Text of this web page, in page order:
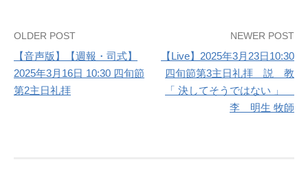
Post
navigation
OLDER POST
【音声版】【週報・司式】
2025年3月16日 10:30 四旬節
第2主日礼拝
NEWER POST
【Live】2025年3月23日10:30
四旬節第3主日礼拝 説 教
「 決してそうではない 」
李 明生 牧師